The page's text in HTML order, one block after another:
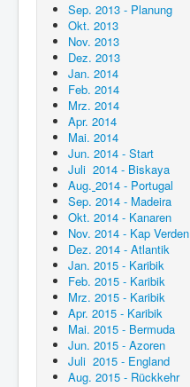
Sep. 2013 - Planung
Okt. 2013
Nov. 2013
Dez. 2013
Jan. 2014
Feb. 2014
Mrz. 2014
Apr. 2014
Mai. 2014
Jun. 2014 - Start
Juli 2014 - Biskaya
Aug. 2014 - Portugal
Sep. 2014 - Madeira
Okt. 2014 - Kanaren
Nov. 2014 - Kap Verden
Dez. 2014 - Atlantik
Jan. 2015 - Karibik
Feb. 2015 - Karibik
Mrz. 2015 - Karibik
Apr. 2015 - Karibik
Mai. 2015 - Bermuda
Jun. 2015 - Azoren
Juli 2015 - England
Aug. 2015 - Rückkehr